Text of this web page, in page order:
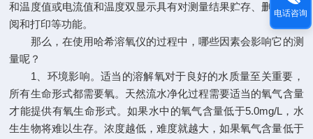
和温度值或电流值和温度双显示具有对测量结果贮存、删除、查
阅和打印等功能。
那么，在使用哈希溶氧仪的过程中，哪些因素会影响它的测
量呢？
1、环境影响。适当的溶解氧对于良好的水质量至关重要，
所有生命形式都需要氧。天然流水净化过程需要适当的氧气含量
才能提供有氧生命形式。如果水中的氧气含量低于5.0mg/L，水
生生物将难以生存。浓度越低，难度就越大，如果氧气含量低于
电话咨询